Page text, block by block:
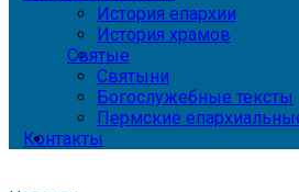
История епархии
История храмов
Святые
Святыни
Богослужебные тексты
Пермские
Контакты